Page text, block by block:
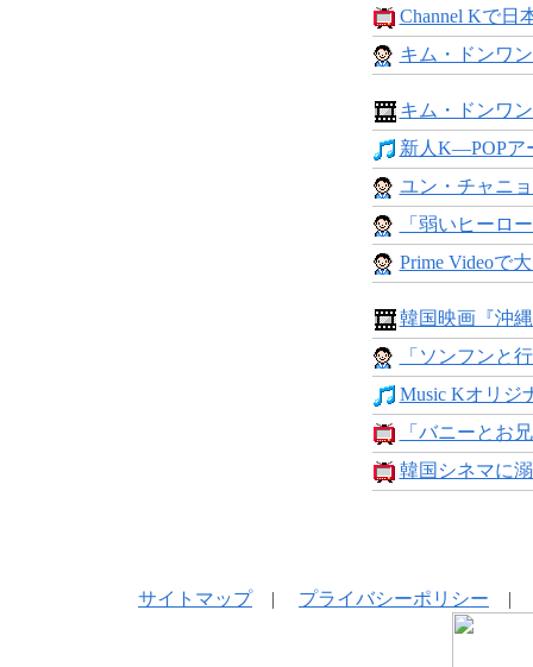
Channel Kで日
キム・ドンワ
キム・ドンワ
新人K―POPア
ユン・チャニ
「弱いヒーロ
Prime Videoで
韓国映画『沖
「ソンフンと
Music Kオリジ
「バニーとお
韓国シネマに
サイトマップ| プライバシーポリシー